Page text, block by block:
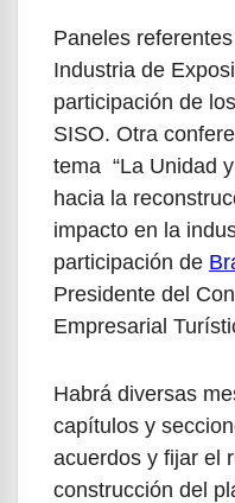
Paneles
Industria de
participación de
SISO. Otra
tema “La Unidad
hacia la
impacto en la
participación de
Presidente del
Empresarial
Habrá diversas
capítulos y
acuerdos y fijar el
construcción del